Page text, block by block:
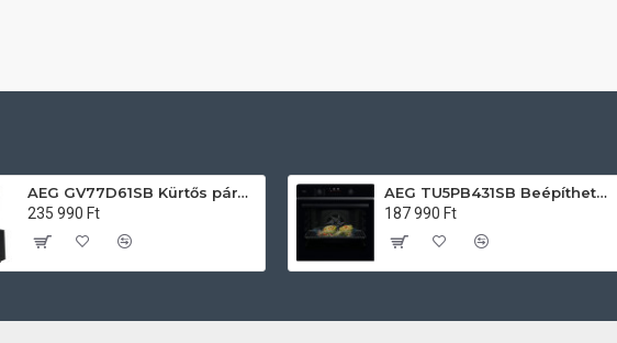
AEG GV77D61SB Kürtős páraelszívó
235 990 Ft
AEG TU5PB431SB Beépíthető villany sütő
187 990 Ft